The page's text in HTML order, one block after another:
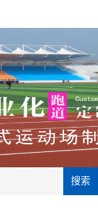
搜索